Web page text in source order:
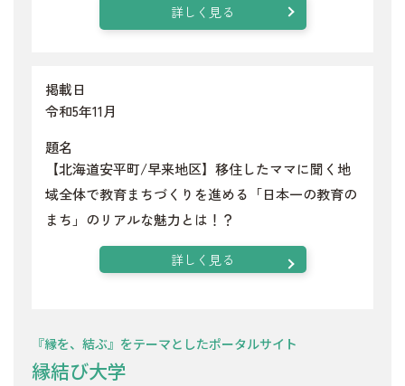
詳しく見る
掲載日
令和5年11月
題名
【北海道安平町/早来地区】移住したママに聞く地
域全体で教育まちづくりを進める「日本一の教育の
まち」のリアルな魅力とは！？
詳しく見る
『縁を、結ぶ』をテーマとしたポータルサイト
縁結び大学